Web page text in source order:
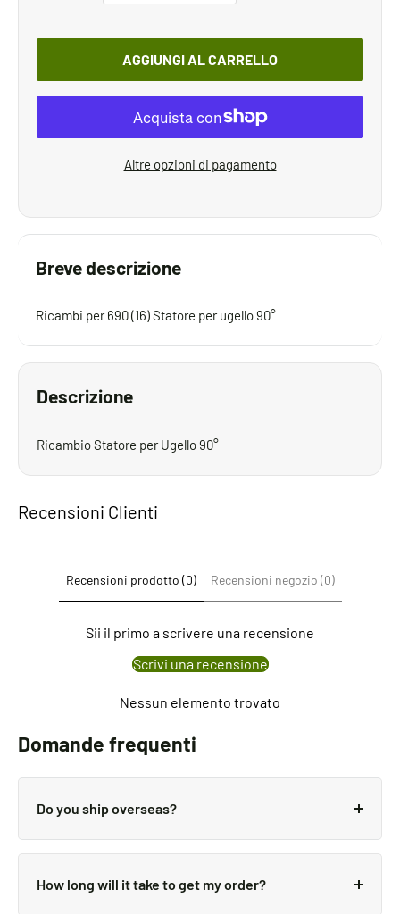
AGGIUNGI AL CARRELLO
Altre opzioni di pagamento
Breve descrizione
Ricambi per 690 (16) Statore per ugello 90°
Descrizione
Ricambio Statore per Ugello 90°
Recensioni Clienti
Recensioni prodotto (0) Recensioni negozio (0)
Sii il primo a scrivere una recensione
Scrivi una recensione
Nessun elemento trovato
Domande frequenti
Do you ship overseas?
Yes, we ship all over the world. Shipping costs will
discounts and promotions all year, so stay tuned for
How long will it take to get my order?